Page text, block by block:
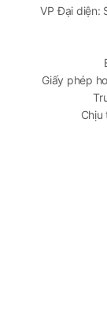
VP Đại diện:
Giấy phép
Chịu